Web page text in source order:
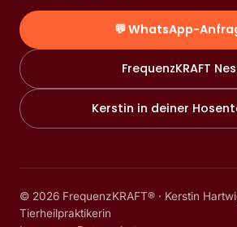
💬 WhatsApp-
FrequenzKRAFT
Kerstin in deiner
© 2026 FrequenzKRAFT® · Kerstin
Tierheilpraktikerin